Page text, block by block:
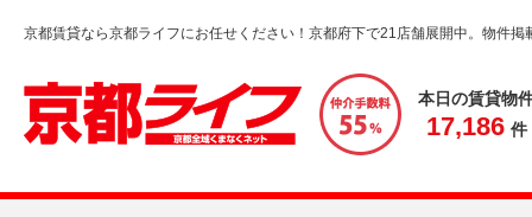
京都賃貸なら京都ライフにお任せください！京都府下で21店舗展開中。物件掲
本日の賃貸物
17,186 件